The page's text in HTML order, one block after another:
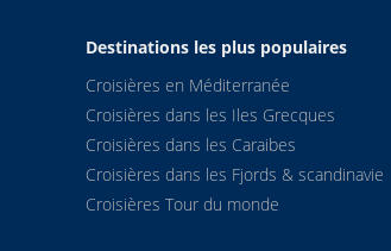
Destinations les plus populaires
Croisières en Méditerranée
Croisières dans les Iles Grecques
Croisières dans les Caraibes
Croisières dans les Fjords & scandinavie
Croisières Tour du monde